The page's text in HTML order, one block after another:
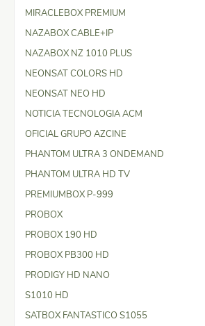
MIRACLEBOX PREMIUM
NAZABOX CABLE+IP
NAZABOX NZ 1010 PLUS
NEONSAT COLORS HD
NEONSAT NEO HD
NOTICIA TECNOLOGIA ACM
OFICIAL GRUPO AZCINE
PHANTOM ULTRA 3 ONDEMAND
PHANTOM ULTRA HD TV
PREMIUMBOX P-999
PROBOX
PROBOX 190 HD
PROBOX PB300 HD
PRODIGY HD NANO
S1010 HD
SATBOX FANTASTICO S1055